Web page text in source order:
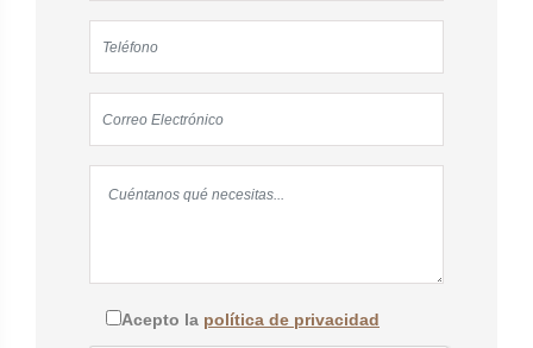
Acepto la política de privacidad